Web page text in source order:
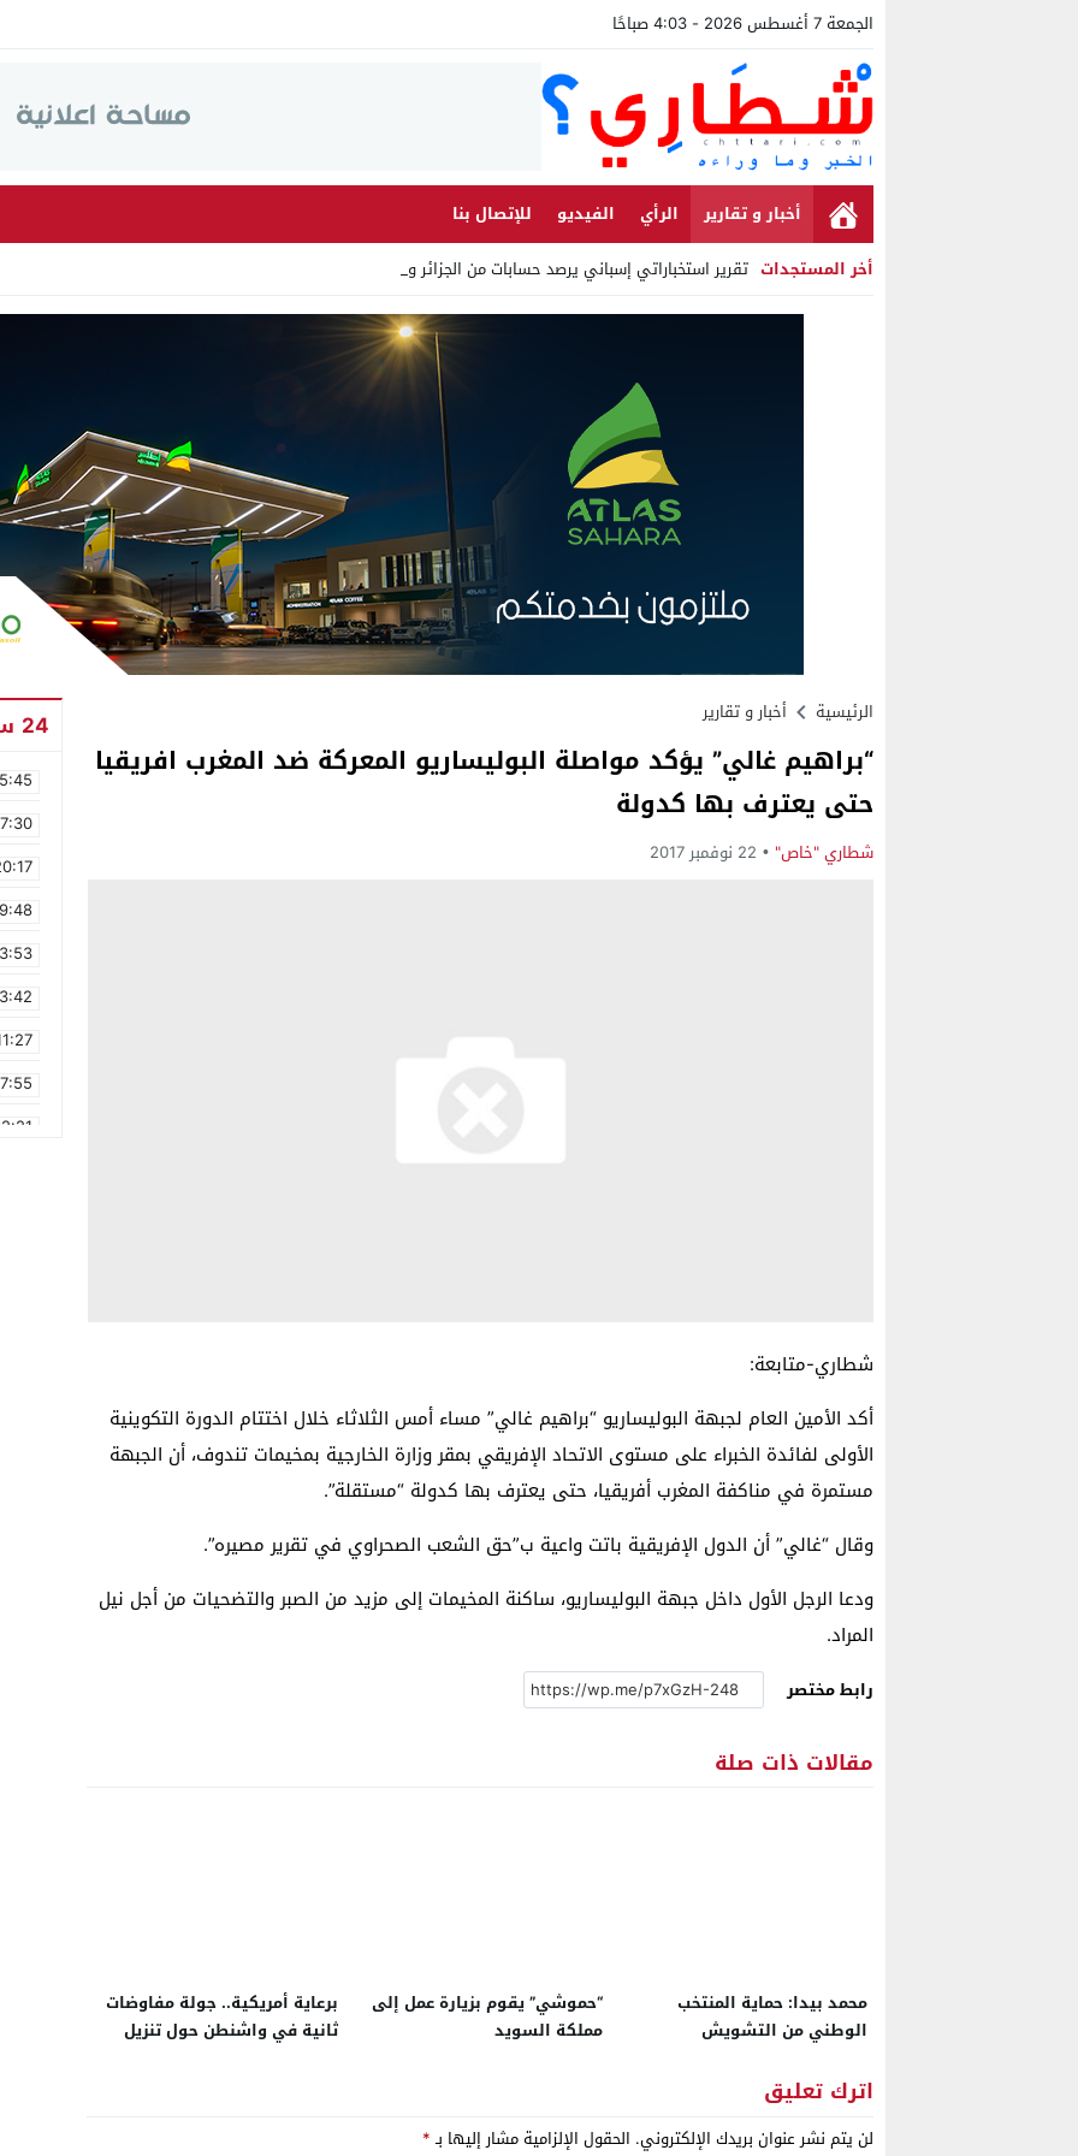
الجمعة 7 أغسطس 2026 - 4:03 صباحًا
أخبار و تقارير الرأي الفيديو
للإتصال بنا
أخر المستجدات تقرير استخباراتي إسباني يرصد حسابات من الجزائر وأرقاما ب_
Stop
الرئيسية أخبار و تقارير
“براهيم غالي” يؤكد مواصلة البوليساريو المعركة ضد المغرب افريقيا
حتى يعترف بها كدولة
شطاري "خاص" 22 نوفمبر 2017
شطاري-متابعة:
أكد الأمين العام لجبهة البوليساريو “براهيم غالي” مساء أمس الثلاثاء خلال اختتام الدورة التكوينية
الأولى لفائدة الخبراء على مستوى الاتحاد الإفريقي بمقر وزارة الخارجية بمخيمات تندوف، أن الجبهة
مستمرة في مناكفة المغرب أفريقيا، حتى يعترف بها كدولة “مستقلة”.
وقال “غالي” أن الدول الإفريقية باتت واعية ب”حق الشعب الصحراوي في تقرير مصيره”.
ودعا الرجل الأول داخل جبهة البوليساريو، ساكنة المخيمات إلى مزيد من الصبر والتضحيات من أجل نيل
المراد.
رابط مختصر
مقالات ذات صلة
محمد بيدا: حماية المنتخب
الوطني من التشويش
“حموشي” يقوم بزيارة عمل إلى
مملكة السويد
برعاية أمريكية.. جولة مفاوضات
ثانية في واشنطن حول تنزيل
اترك تعليق
لن يتم نشر عنوان بريدك الإلكتروني. الحقول الإلزامية مشار إليها بـ*
24 ساعة